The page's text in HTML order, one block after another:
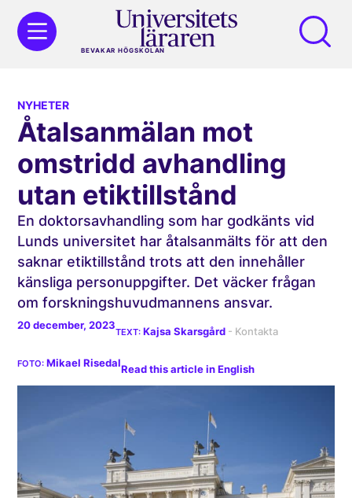
BEVAKAR HÖGSKOLAN
NYHETER
Åtalsanmälan mot
omstridd avhandling
utan etiktillstånd
En doktorsavhandling som har godkänts vid
Lunds universitet har åtalsanmälts för att den
saknar etiktillstånd trots att den innehåller
känsliga personuppgifter. Det väcker frågan
om forskningshuvudmannens ansvar.
20 december, 2023
Kajsa Skarsgård
Mikael Risedal
Read this article in English